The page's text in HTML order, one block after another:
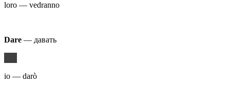
loro — vedranno
Dare — давать
io — darò